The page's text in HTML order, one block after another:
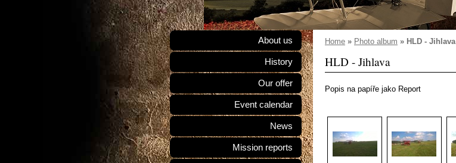
Home » Photo album » HLD - Jihlava
HLD - Jihlava
Popis na papíře jako Report
About us
History
Our offer
Event calendar
News
Mission reports